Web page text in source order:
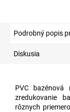
Podrobný popis
Diskusia
PVC bazénová
zredukovanie
rôznych